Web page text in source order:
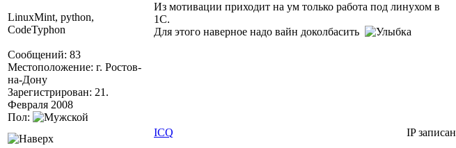
LinuxMint, python,
CodeTyphon
Сообщений: 83
Местоположение: г. Ростов-
на-Дону
Зарегистрирован: 21.
Февраля 2008
Пол:
Из мотивации приходит на ум только работа под линухом в
1С.
Для этого наверное надо вайн доколбасить
ICQ IP записан